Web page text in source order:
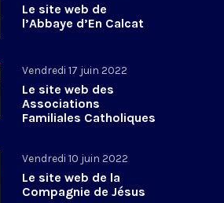
Le site web de
l’Abbaye d’En Calcat
Vendredi 17 juin 2022
Le site web des
Associations
Familiales Catholiques
Vendredi 10 juin 2022
Le site web de la
Compagnie de Jésus